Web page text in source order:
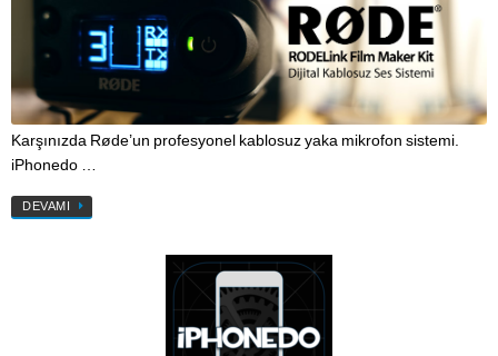
Karşınızda Røde’un profesyonel kablosuz yaka mikrofon sistemi.
iPhonedo …
DEVAMI